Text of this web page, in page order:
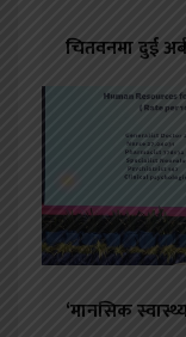
चितवनमा दुई
‘मानसिक